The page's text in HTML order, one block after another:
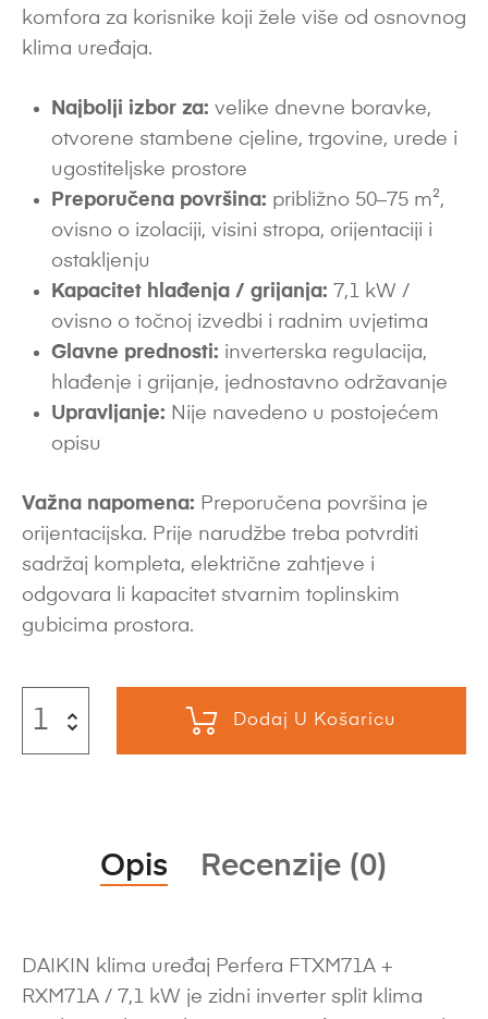
komfora za korisnike koji žele više od osnovnog
klima uređaja.
Najbolji izbor za: velike dnevne boravke,
otvorene stambene cjeline, trgovine, urede i
ugostiteljske prostore
Preporučena površina: približno 50–75 m²,
ovisno o izolaciji, visini stropa, orijentaciji i
ostakljenju
Kapacitet hlađenja / grijanja: 7,1 kW /
ovisno o točnoj izvedbi i radnim uvjetima
Glavne prednosti: inverterska regulacija,
hlađenje i grijanje, jednostavno održavanje
Upravljanje: Nije navedeno u postojećem
opisu
Važna napomena: Preporučena površina je
orijentacijska. Prije narudžbe treba potvrditi
sadržaj kompleta, električne zahtjeve i
odgovara li kapacitet stvarnim toplinskim
gubicima prostora.
Dodaj U Košaricu
Opis Recenzije (0)
DAIKIN klima uređaj Perfera FTXM71A +
RXM71A / 7,1 kW je zidni inverter split klima